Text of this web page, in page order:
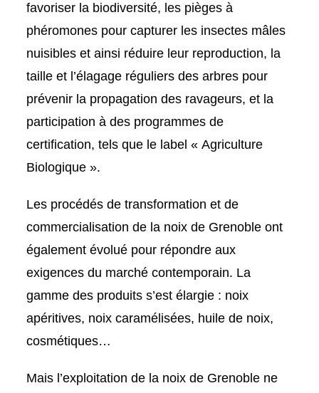
favoriser la biodiversité, les pièges à
phéromones pour capturer les insectes mâles
nuisibles et ainsi réduire leur reproduction, la
taille et l’élagage réguliers des arbres pour
prévenir la propagation des ravageurs, et la
participation à des programmes de
certification, tels que le label « Agriculture
Biologique ».
Les procédés de transformation et de
commercialisation de la noix de Grenoble ont
également évolué pour répondre aux
exigences du marché contemporain. La
gamme des produits s’est élargie : noix
apéritives, noix caramélisées, huile de noix,
cosmétiques…
Mais l’exploitation de la noix de Grenoble ne